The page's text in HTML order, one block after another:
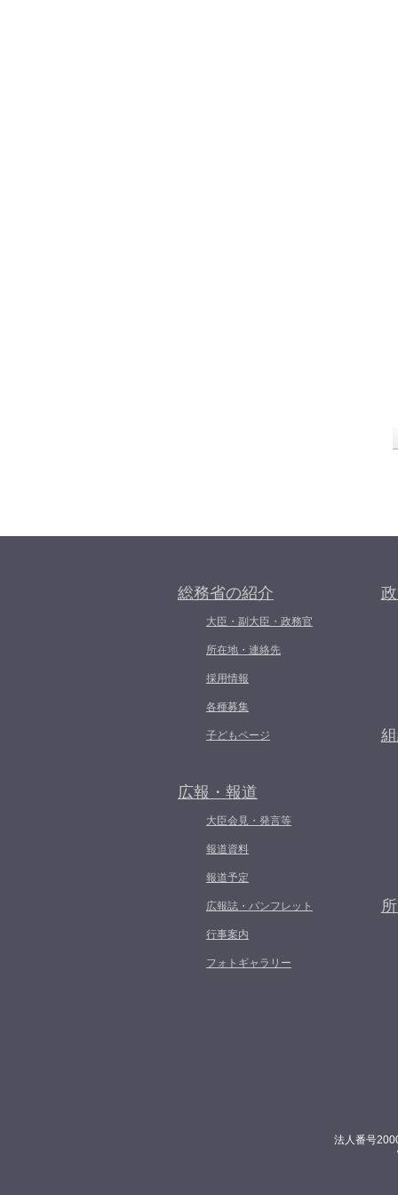
総務省の紹介
大臣・副大臣・政務官
所在地・連絡先
採用情報
各種募集
子どもページ
広報・報道
大臣会見・発言等
報道資料
報道予定
広報誌・パンフレット
行事案内
フォトギャラリー
法人番号